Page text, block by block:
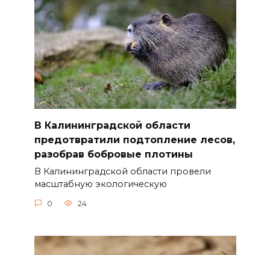
В Калининградской области
предотвратили подтопление лесов,
разобрав бобровые плотины
В Калининградской области провели
масштабную экологическую
0 24